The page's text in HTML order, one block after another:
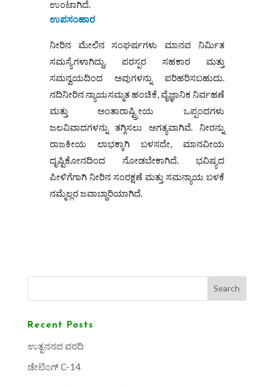
ಉಂಟಾಗಿದೆ.
ಉಪಸಂಹಾರ
ನೀರಿನ ಮೇಲಿನ ಸಂಘರ್ಷಗಳು ಮಾನವ ನಿರ್ಮಿತ
ಸಮಸ್ಯೆಗಳಾಗಿದ್ದು, ಪರಸ್ಪರ ಸಹಕಾರ ಮತ್ತು
ಸಮನ್ವಯದಿಂದ ಅವುಗಳನ್ನು ಪರಿಹರಿಸಬಹುದು.
ನದಿನೀರಿನ ನ್ಯಾಯಸಮ್ಮತ ಹಂಚಿಕೆ, ವೈಜ್ಞಾನಿಕ ನಿರ್ವಹಣೆ
ಮತ್ತು ಅಂತಾರಾಷ್ಟ್ರೀಯ ಒಪ್ಪಂದಗಳು
ಜಲವಿವಾದಗಳನ್ನು ತಗ್ಗಿಸಲು ಅಗತ್ಯವಾಗಿವೆ. ನೀರನ್ನು
ರಾಜಕೀಯ ಲಾಭಕ್ಕಾಗಿ ಬಳಸದೇ, ಮಾನವೀಯ
ದೃಷ್ಟಿಕೋನದಿಂದ ನೋಡಬೇಕಾಗಿದೆ. ಭವಿಷ್ಯದ
ಪೀಳಿಗೆಗಾಗಿ ನೀರಿನ ಸಂರಕ್ಷಣೆ ಮತ್ತು ಸಮನ್ಯಾಯ ಬಳಕೆ
ನಮ್ಮೆಲ್ಲರ ಜವಾಬ್ದಾರಿಯಾಗಿದೆ.
Search
Recent Posts
ಉತ್ಖನನದ ವರದಿ
ಡೇಟಿಂಗ್ C-14